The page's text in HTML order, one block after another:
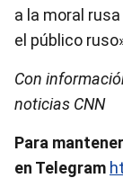
a la moral
el público
Con
noticias CNN
Para
en Telegram